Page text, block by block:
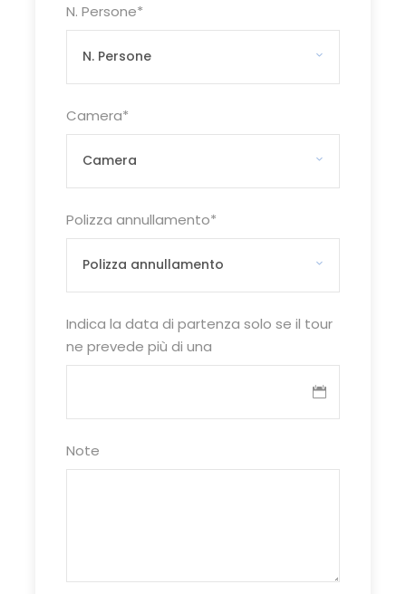
N. Persone*
Camera*
Polizza annullamento*
Indica la data di partenza solo se il tour
ne prevede più di una
Note
✓ Voli intercontinentali e voli interni in
✓ Franchigia bagaglio
✓ Hotel menzionati o se non disponibili
camera doppia standard
programma
✓ Trasferimenti, visite ed escursioni
parlanti italiano
dal programma (incluse Cattedrale di
Sale di Zipaquirá e Valle del Cocora)
Polizza Viaggi rischio Zero
✓ Gadget previsti e documentazione
Le quote non includono
✗ Polizza a copertura delle penali